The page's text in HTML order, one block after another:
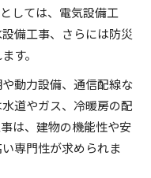
しては、電気設備工
備工事、さらには防災
す。
動力設備、通信配線な
道やガス、冷暖房の配
は、建物の機能性や安
専門性が求められま